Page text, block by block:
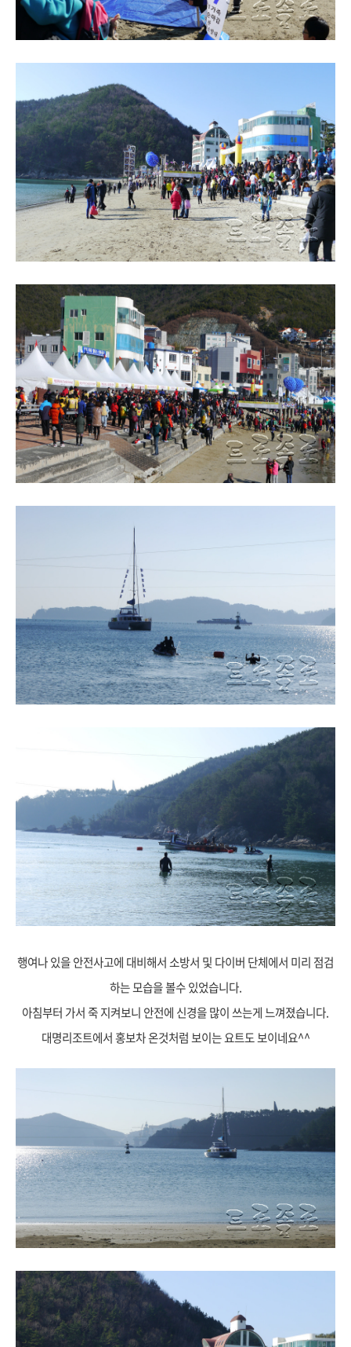
행여나 있을 안전사고에 대비해서 소방서 및 다이버 단체에서 미리 점검
하는 모습을 볼수 있었습니다.
아침부터 가서 죽 지켜보니 안전에 신경을 많이 쓰는게 느껴졌습니다.
대명리조트에서 홍보차 온것처럼 보이는 요트도 보이네요^^